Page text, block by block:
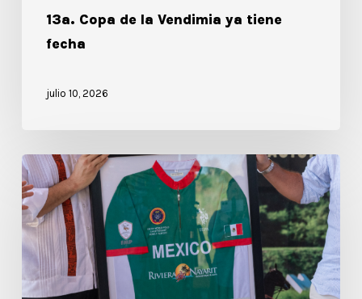
13a. Copa de la Vendimia ya tiene
fecha
julio 10, 2026